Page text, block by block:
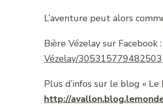
L’aventure peut alors
Bière Vézelay sur Facebook :
Vézelay/305315779482503
Plus d’infos sur le blog «
http://